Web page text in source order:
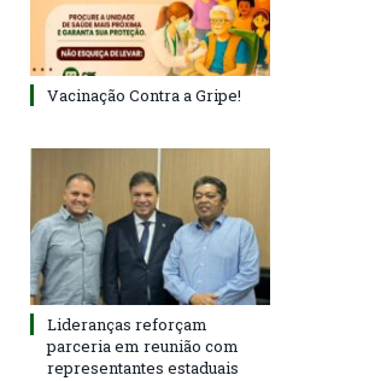
Vacinação Contra a Gripe!
Lideranças reforçam
parceria em reunião com
representantes estaduais